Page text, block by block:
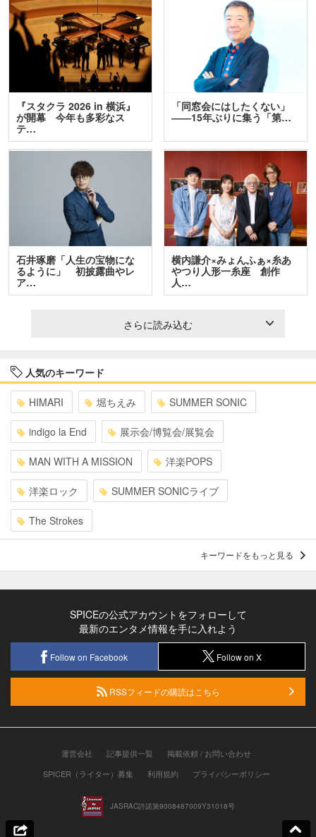
『スタクラ 2026 in 横浜』
が開幕 今年も多彩なス
テ…
「同窓会にはしたくない」
――15年ぶりに集う「第…
石井琢磨「人生の宝物にな
るように」 初披露曲やレ
ア…
横内謙介×みょんふぁ×糸あ
やつり人形一糸座 創作
人…
さらに読み込む
人気のキーワード
HIMARI 堀ちえみ SUMMER SONIC
indigo la End 展示会/博覧会/展覧会
MAN WITH A MISSION 洋楽POPS
洋楽ロック SUMMER SONICライブ
The Strokes
キーワードをもっと見る
SPICEの公式アカウントをフォローして
最新のエンタメ情報を手に入れよう
Follow on Facebook Follow on X
RSSフィードの購読はこちら
運営会社 記事提供一覧
掲載依頼 / お問い合わせ
SPICER（ライター）募集
利用規約 プライバシーポリシー
JASRAC許諾第9008487009Y31018号